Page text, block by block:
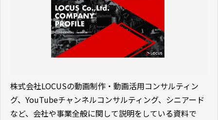
株式会社LOCUSの動画制作・動画活用コンサルティン
グ、 YouTubeチャンネルコンサルティング、シニアード
など、会社や事業全般に関して説明をしている資料で